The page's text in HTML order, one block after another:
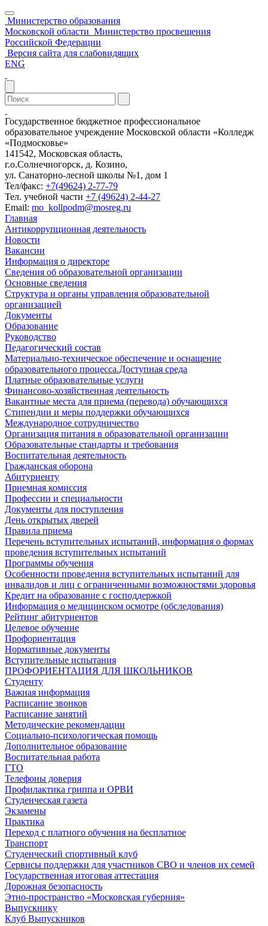
Министерство образования
Московской области Министерство просвещения
Российской Федерации
Версия сайта для слабовидящих
ENG
Государственное бюджетное профессиональное
образовательное учреждение Московской области «Колледж
«Подмосковье»
141542, Московская область,
г.о.Солнечногорск, д. Козино,
ул. Санаторно-лесной школы №1, дом 1
Тел/факс: +7(49624) 2-77-79
Тел. учебной части +7 (49624) 2-44-27
Email: mo_kollpodm@mosreg.ru
Главная
Антикоррупционная деятельность
Новости
Вакансии
Информация о директоре
Сведения об образовательной организации
Основные сведения
Структура и органы управления образовательной
организацией
Документы
Образование
Руководство
Педагогический состав
Материально-техническое обеспечение и оснащение
образовательного процесса.Доступная среда
Платные образовательные услуги
Финансово-хозяйственная деятельность
Вакантные места для приема (перевода) обучающихся
Стипендии и меры поддержки обучающихся
Международное сотрудничество
Организация питания в образовательной организации
Образовательные стандарты и требования
Воспитательная деятельность
Гражданская оборона
Абитуриенту
Приемная комиссия
Профессии и специальности
Документы для поступления
День открытых дверей
Правила приема
Перечень вступительных испытаний, информация о формах
проведения вступительных испытаний
Программы обучения
Особенности проведения вступительных испытаний для
инвалидов и лиц с ограниченными возможностями здоровья
Кредит на образование с господдержкой
Информация о медицинском осмотре (обследования)
Рейтинг абитуриентов
Целевое обучение
Профориентация
Нормативные документы
Вступительные испытания
ПРОФОРИЕНТАЦИЯ ДЛЯ ШКОЛЬНИКОВ
Студенту
Важная информация
Расписание звонков
Расписание занятий
Методические рекомендации
Социально-психологическая помощь
Дополнительное образование
Воспитательная работа
ГТО
Телефоны доверия
Профилактика гриппа и ОРВИ
Cтуденческая газета
Экзамены
Практика
Переход с платного обучения на бесплатное
Транспорт
Студенческий спортивный клуб
Сервисы поддержки для участников СВО и членов их семей
Государственная итоговая аттестация
Дорожная безопасность
Этно-пространство «Московская губерния»
Выпускнику
Клуб Выпускников